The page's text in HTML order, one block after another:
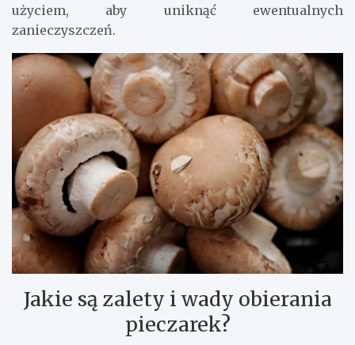
użyciem, aby uniknąć ewentualnych
zanieczyszczeń.
Jakie są zalety i wady obierania
pieczarek?